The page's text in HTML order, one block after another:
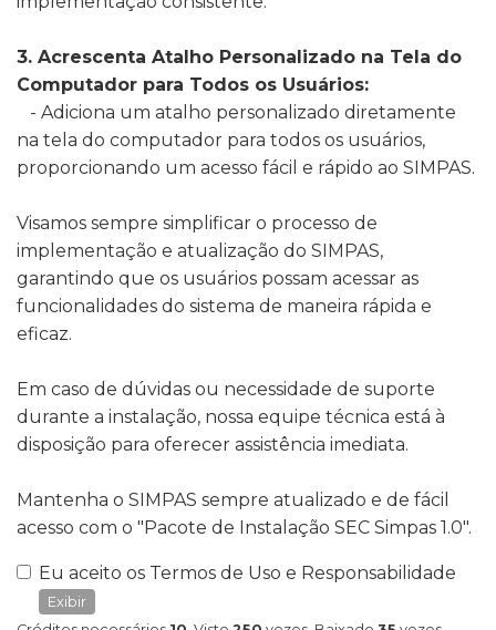
3. Acrescenta Atalho Personalizado na Tela do
Computador para Todos os Usuários:
- Adiciona um atalho personalizado diretamente
na tela do computador para todos os usuários,
proporcionando um acesso fácil e rápido ao SIMPAS.
Visamos sempre simplificar o processo de
implementação e atualização do SIMPAS,
garantindo que os usuários possam acessar as
funcionalidades do sistema de maneira rápida e
eficaz.
Em caso de dúvidas ou necessidade de suporte
durante a instalação, nossa equipe técnica está à
disposição para oferecer assistência imediata.
Mantenha o SIMPAS sempre atualizado e de fácil
acesso com o "Pacote de Instalação SEC Simpas 1.0".
Eu aceito os Termos de Uso e Responsabilidade
Exibir